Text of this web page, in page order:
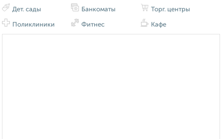
Дет. сады
Поликлиники
Банкоматы
Фитнес
Торг. центры
Кафе